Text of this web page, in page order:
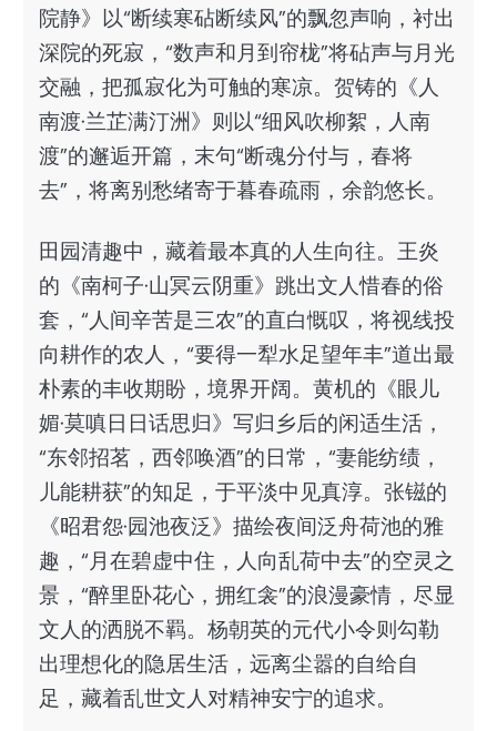
院静》以“断续寒砧断续风”的飘忽声响，衬出
深院的死寂，“数声和月到帘栊”将砧声与月光
交融，把孤寂化为可触的寒凉。贺铸的《人
南渡·兰芷满汀洲》则以“细风吹柳絮，人南
渡”的邂逅开篇，末句“断魂分付与，春将
去”，将离别愁绪寄于暮春疏雨，余韵悠长。
田园清趣中，藏着最本真的人生向往。王炎
的《南柯子·山冥云阴重》跳出文人惜春的俗
套，“人间辛苦是三农”的直白慨叹，将视线投
向耕作的农人，“要得一犁水足望年丰”道出最
朴素的丰收期盼，境界开阔。黄机的《眼儿
媚·莫嗔日日话思归》写归乡后的闲适生活，
“东邻招茗，西邻唤酒”的日常，“妻能纺绩，
儿能耕获”的知足，于平淡中见真淳。张镃的
《昭君怨·园池夜泛》描绘夜间泛舟荷池的雅
趣，“月在碧虚中住，人向乱荷中去”的空灵之
景，“醉里卧花心，拥红衾”的浪漫豪情，尽显
文人的洒脱不羁。杨朝英的元代小令则勾勒
出理想化的隐居生活，远离尘嚣的自给自
足，藏着乱世文人对精神安宁的追求。